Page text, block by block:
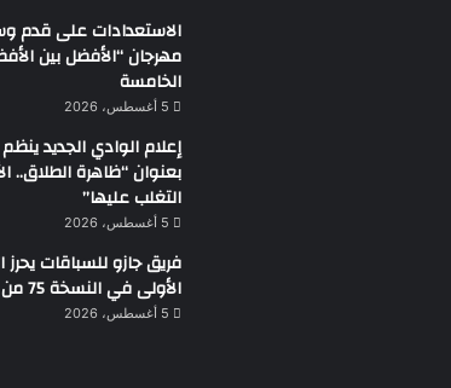
الاستعدادات على قدم
مهرجان “الأفضل بين
الخامسة
5 أغسطس، 2026
إعلام الوادي الجديد
بعنوان “ظاهرة الطلاق..
التغلب عليها”
5 أغسطس، 2026
فريق جازو للسباقات يحرز
الأولى في النسخة 75 من رالي فنلندا
5 أغسطس، 2026